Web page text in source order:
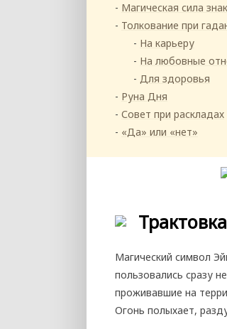
Магическая сила
Толкование при
На карьеру
На любовные
Для здоровья
Руна Дня
Совет при раскладах
«Да» или «нет»
Магический символ
пользовались сразу
проживавшие на
Огонь полыхает,